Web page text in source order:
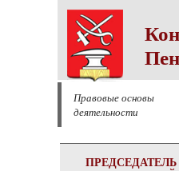
Правовые основы
деятельности